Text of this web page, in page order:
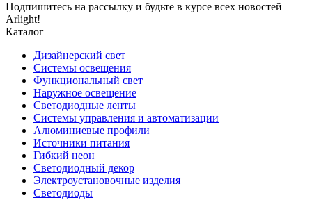
Подпишитесь на рассылку и будьте в курсе всех новостей
Arlight!
Каталог
Дизайнерский свет
Системы освещения
Функциональный свет
Наружное освещение
Светодиодные ленты
Системы управления и автоматизации
Алюминиевые профили
Источники питания
Гибкий неон
Светодиодный декор
Электроустановочные изделия
Светодиоды